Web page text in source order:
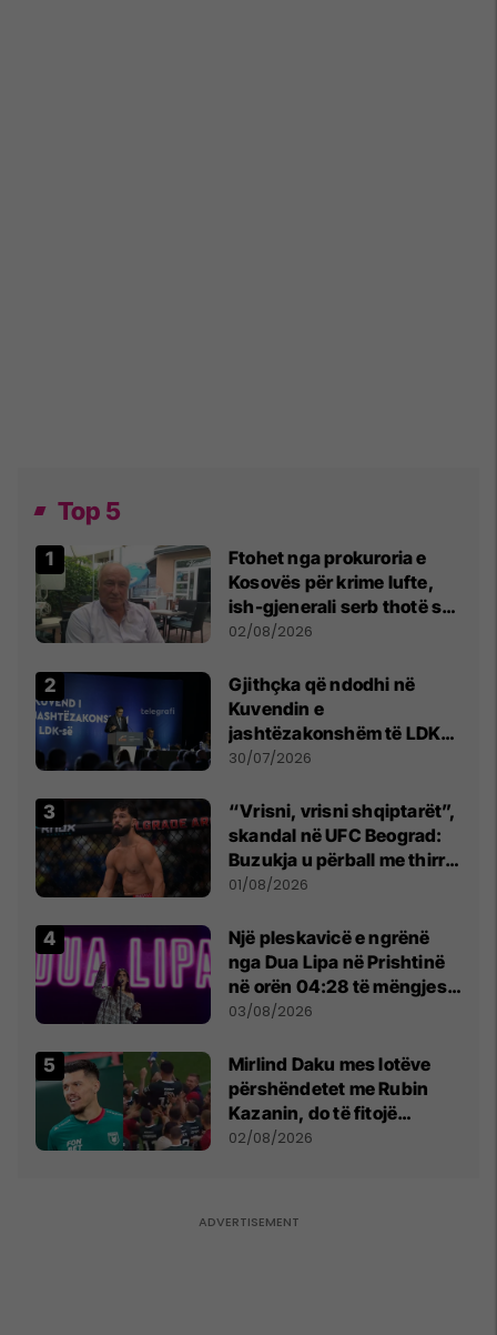
Top 5
Ftohet nga prokuroria e
Kosovës për krime lufte,
ish-gjenerali serb thotë se
dikush e tradhtoi në
02/08/2026
Gjithçka që ndodhi në
Kuvendin e
jashtëzakonshëm të LDK-
së
30/07/2026
“Vrisni, vrisni shqiptarët”,
skandal në UFC Beograd:
Buzukja u përball me thirrje
anti-shqiptare nga
01/08/2026
Një pleskavicë e ngrënë
nga Dua Lipa në Prishtinë
në orën 04:28 të mëngjesit
- dhe bota digjitale serbe
03/08/2026
Mirlind Daku mes lotëve
përshëndetet me Rubin
Kazanin, do të fitojë
miliona te Spartak Moska
02/08/2026